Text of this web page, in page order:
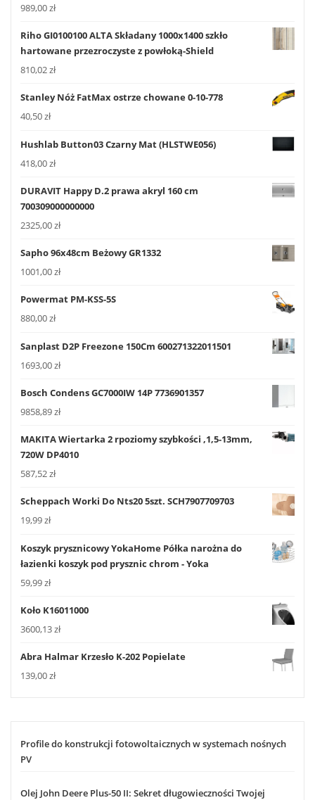
989,00zł
Riho GI0100100 ALTA Składany 1000x1400 szkło
hartowane przezroczyste z powłoką-Shield
810,02zł
Stanley Nóż FatMax ostrze chowane 0-10-778
40,50zł
Hushlab Button03 Czarny Mat (HLSTWE056)
418,00zł
DURAVIT Happy D.2 prawa akryl 160 cm
700309000000000
2325,00zł
Sapho 96x48cm Beżowy GR1332
1001,00zł
Powermat PM-KSS-5S
880,00zł
Sanplast D2P Freezone 150Cm 600271322011501
1693,00zł
Bosch Condens GC7000IW 14P 7736901357
9858,89zł
MAKITA Wiertarka 2 rpoziomy szybkości ,1,5-13mm,
720W DP4010
587,52zł
Scheppach Worki Do Nts20 5szt. SCH7907709703
19,99zł
Koszyk prysznicowy YokaHome Półka narożna do
łazienki koszyk pod prysznic chrom - Yoka
59,99zł
Koło K16011000
3600,13zł
Abra Halmar Krzesło K-202 Popielate
139,00zł
Profile do konstrukcji fotowoltaicznych w systemach nośnych
PV
Olej John Deere Plus-50 II: Sekret długowieczności Twojej